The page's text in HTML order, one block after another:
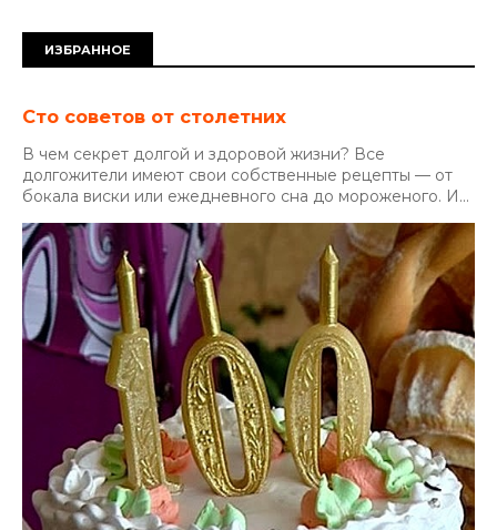
ИЗБРАННОЕ
Сто советов от столетних
В чем секрет долгой и здоровой жизни? Все
долгожители имеют свои собственные рецепты — от
бокала виски или ежедневного сна до мороженого. И...